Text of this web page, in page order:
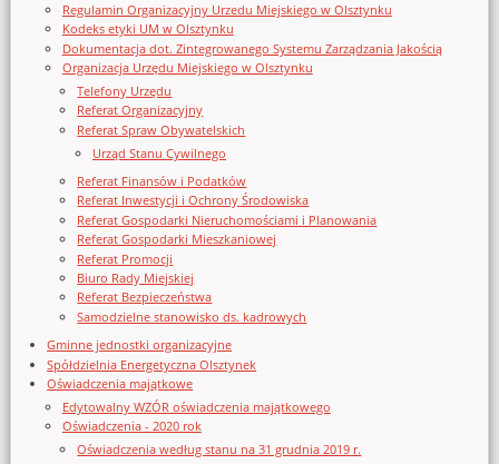
Regulamin Organizacyjny Urzedu Miejskiego w Olsztynku
Kodeks etyki UM w Olsztynku
Dokumentacja dot. Zintegrowanego Systemu Zarządzania Jakością
Organizacja Urzędu Miejskiego w Olsztynku
Telefony Urzędu
Referat Organizacyjny
Referat Spraw Obywatelskich
Urząd Stanu Cywilnego
Referat Finansów i Podatków
Referat Inwestycji i Ochrony Środowiska
Referat Gospodarki Nieruchomościami i Planowania
Referat Gospodarki Mieszkaniowej
Referat Promocji
Biuro Rady Miejskiej
Referat Bezpieczeństwa
Samodzielne stanowisko ds. kadrowych
Gminne jednostki organizacyjne
Spółdzielnia Energetyczna Olsztynek
Oświadczenia majątkowe
Edytowalny WZÓR oświadczenia majątkowego
Oświadczenia - 2020 rok
Oświadczenia według stanu na 31 grudnia 2019 r.